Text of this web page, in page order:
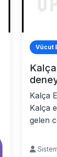
Vücut
Kalça
Kalça
gelen